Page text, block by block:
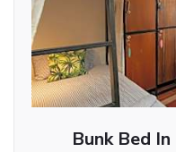
Bunk Bed